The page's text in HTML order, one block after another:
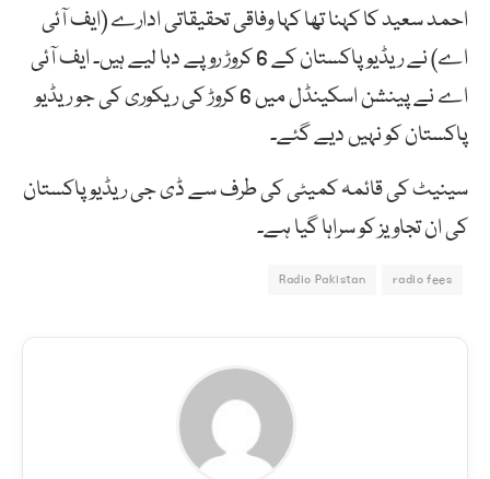
احمد سعید کا کہنا تھا کہا وفاقی تحقیقاتی ادارے (ایف آئی
اے) نے ریڈیو پاکستان کے 6 کروڑ روپے دبا لیے ہیں۔ ایف آئی
اے نے پینشن اسکینڈل میں 6 کروڑ کی ریکوری کی جو ریڈیو
پاکستان کو نہیں دیے گئے۔
سینیٹ کی قائمہ کمیٹی کی طرف سے ڈی جی ریڈیو پاکستان
کی ان تجاویز کو سراہا گیا ہے۔
radio fees
Radio Pakistan